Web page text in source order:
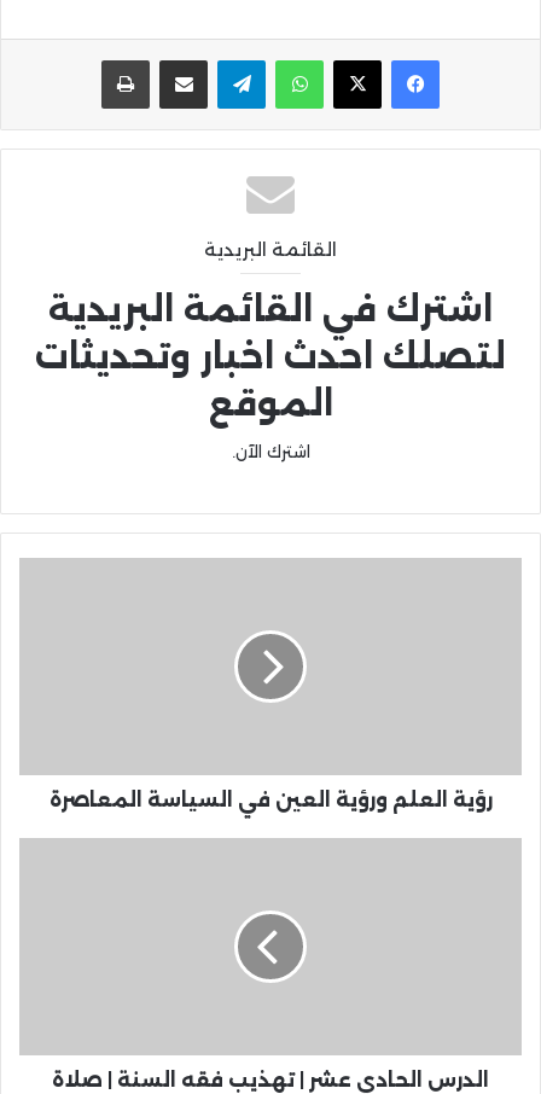
واتساب تيلقرام مشاركة عبر البريد
القائمة البريدية
اشترك في القائمة البريدية
لتصلك احدث اخبار وتحديثات
الموقع
اشترك الآن.
رؤية العلم ورؤية العين في السياسة المعاصرة
الدرس الحادي عشر | تهذيب فقه السنة | صلاة